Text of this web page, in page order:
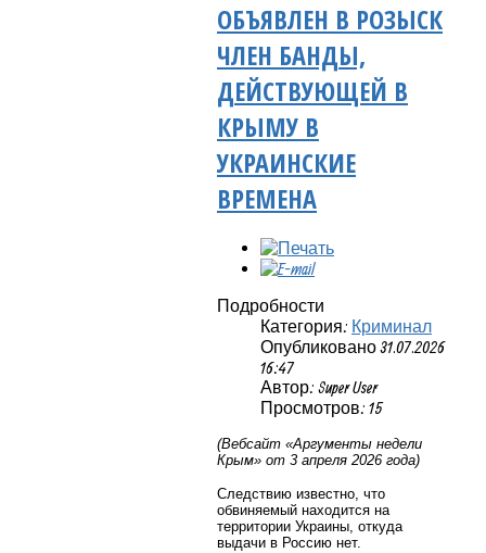
ОБЪЯВЛЕН В РОЗЫСК
ЧЛЕН БАНДЫ,
ДЕЙСТВУЮЩЕЙ В
КРЫМУ В
УКРАИНСКИЕ
ВРЕМЕНА
Подробности
Категория: Криминал
Опубликовано 31.07.2026
16:47
Автор: Super User
Просмотров: 15
(Вебсайт «Аргументы недели
Крым» от 3 апреля 2026 года)
Следствию известно, что
обвиняемый находится на
территории Украины, откуда
выдачи в Россию нет.